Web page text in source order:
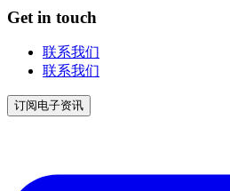
Get in touch
联系我们
联系我们
订阅电子资讯